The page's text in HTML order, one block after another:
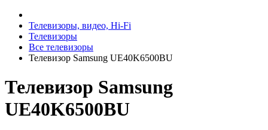
Телевизоры, видео, Hi-Fi
Телевизоры
Все телевизоры
Телевизор Samsung UE40K6500BU
Телевизор Samsung
UE40K6500BU